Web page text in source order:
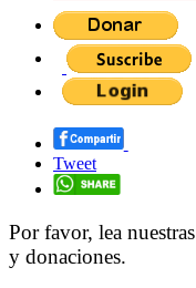
Tweet
Por favor, lea nuestras
y donaciones.